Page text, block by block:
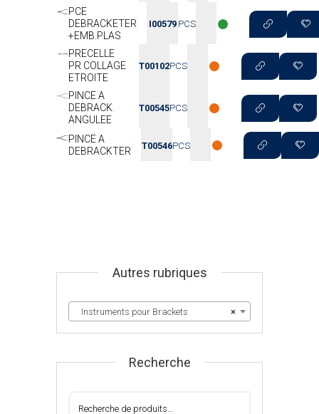
PCE
DEBRACKETER
+EMB.PLAS
I00579 PCS
PRECELLE
PR COLLAGE
ETROITE
T00102PCS
PINCE A
DEBRACK.
ANGULEE
T00545PCS
PINCE A
DEBRACKTER
T00546PCS
Autres rubriques
×
Instruments pour Brackets
Recherche